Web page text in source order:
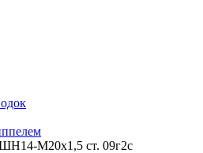
М20х1,5 ст. 09г2с